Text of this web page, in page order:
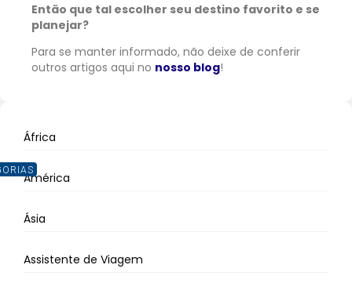
Então que tal escolher seu destino favorito e se
planejar?
Para se manter informado, não deixe de conferir
outros artigos aqui no nosso blog!
África
América
Ásia
Assistente de Viagem